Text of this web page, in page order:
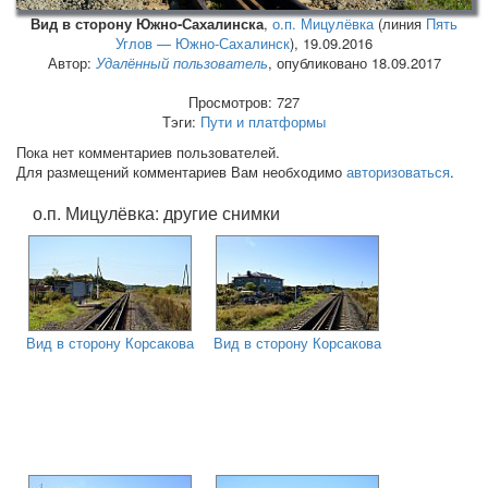
Вид в сторону Южно-Сахалинска,о.п. Мицулёвка (линияПять
Углов — Южно-Сахалинск), 19.09.2016
Автор: Удалённый пользователь, опубликовано 18.09.2017
Просмотров: 727
Тэги: Пути и платформы
Пока нет комментариев пользователей.
Для размещений комментариев Вам необходимо авторизоваться.
о.п. Мицулёвка: другие снимки
Вид в сторону Корсакова Вид в сторону Корсакова